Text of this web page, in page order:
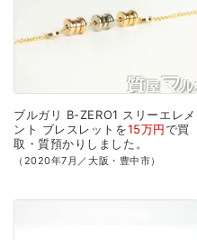
ブルガリ B-ZERO1 スリーエレメ
ント ブレスレットを15万円で買
取・質預かり しました。
（2020年7月／大阪・豊中市）